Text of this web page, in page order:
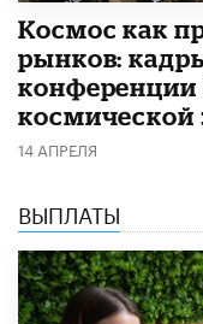
Космос как
рынков:
космической
14 АПРЕЛЯ
ВЫПЛАТЫ